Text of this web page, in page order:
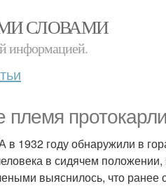
СЛОВАМИ
информацией.
1932 году обнаружили в
в сидячем положении,
выяснилось, что